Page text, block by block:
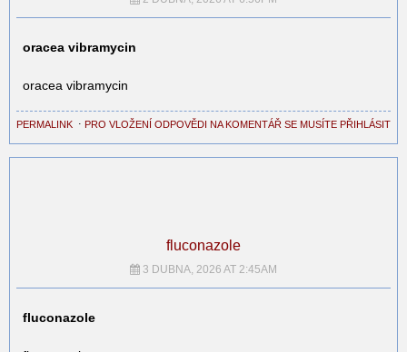
oracea vibramycin
oracea vibramycin
PERMALINK ⋅ PRO VLOŽENÍ ODPOVĚDI NA KOMENTÁŘ SE MUSÍTE PŘIHLÁSIT
fluconazole
3 DUBNA, 2026 AT 2:45AM
fluconazole